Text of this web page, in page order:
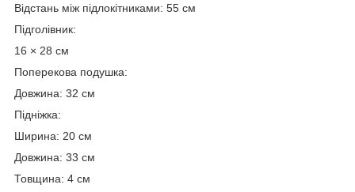
Відстань між підлокітниками: 55 см
Підголівник:
16 × 28 см
Поперекова подушка:
Довжина: 32 см
Підніжка:
Ширина: 20 см
Довжина: 33 см
Товщина: 4 см